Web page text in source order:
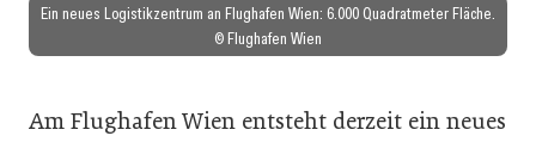
Ein neues Logistikzentrum an Flughafen Wien: 6.000 Quadratmeter Fläche.
© Flughafen Wien
Am Flughafen Wien entsteht derzeit ein neues